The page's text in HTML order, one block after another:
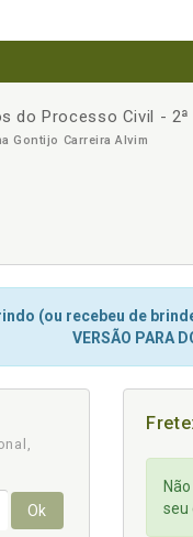
do Processo Civil -
Gontijo Carreira Alvim
+
(ou recebeu de
VERSÃO PARA
Ok
Frete:
seu